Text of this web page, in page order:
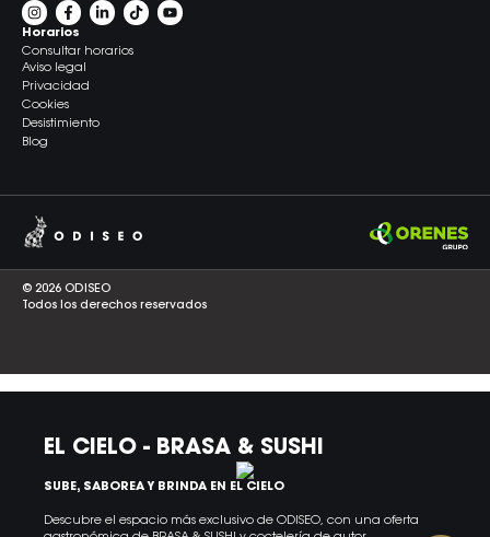
Horarios
Consultar horarios
Aviso legal
Privacidad
Cookies
Desistimiento
Blog
© 2026 ODISEO
Todos los derechos reservados
EL CIELO - BRASA & SUSHI
SUBE, SABOREA Y BRINDA EN EL CIELO
Descubre el espacio más exclusivo de ODISEO, con una oferta